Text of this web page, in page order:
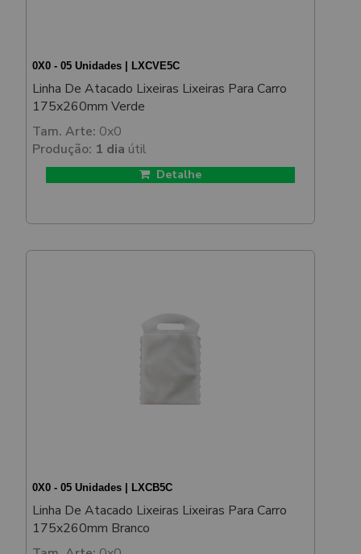
0X0 - 05 Unidades | LXCVE5C
Linha De Atacado Lixeiras Lixeiras Para Carro
175x260mm Verde
Tam. Arte: 0x0
Produção: 1 dia útil
Detalhe
0X0 - 05 Unidades | LXCB5C
Linha De Atacado Lixeiras Lixeiras Para Carro
175x260mm Branco